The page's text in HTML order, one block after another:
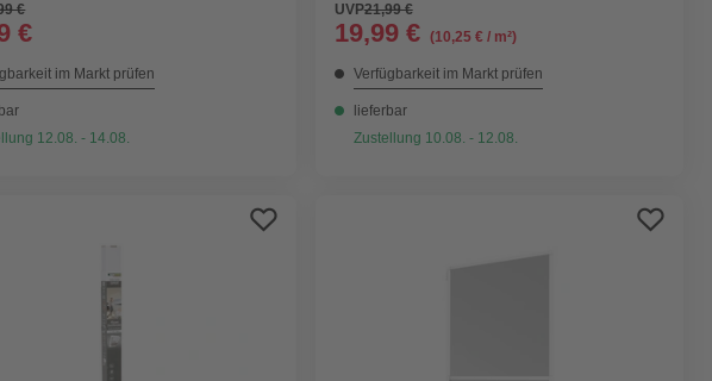
€
€
im Markt prüfen
12.08. - 14.08.
UVP21,99 €
19,99 € (10,25 € / m²)
Verfügbarkeit im Markt prüfen
lieferbar
Zustellung 10.08. - 12.08.